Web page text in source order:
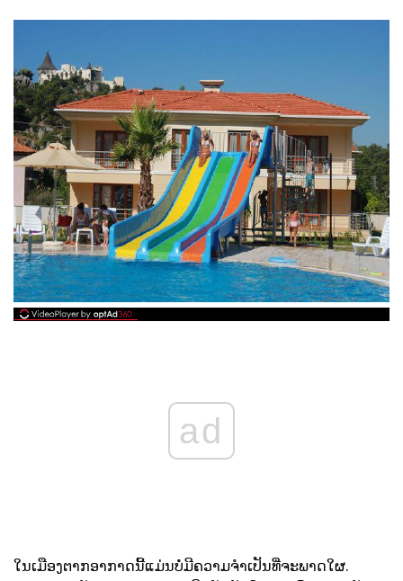
ad
ໃນເມືອງຕາກອາກາດນີ້ແມ່ນບໍ່ມີຄວາມຈໍາເປັນທີ່ຈະພາດໃຜ.